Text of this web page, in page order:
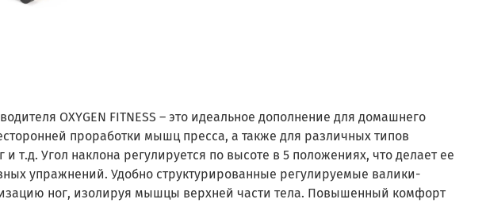
OXYGEN FITNESS – это идеальное дополнение для домашнего
проработки мышц пресса, а также для различных типов
Угол наклона регулируется по высоте в 5 положениях, что делает ее
упражнений. Удобно структурированные регулируемые валики-
ног, изолируя мышцы верхней части тела. Повышенный комфорт